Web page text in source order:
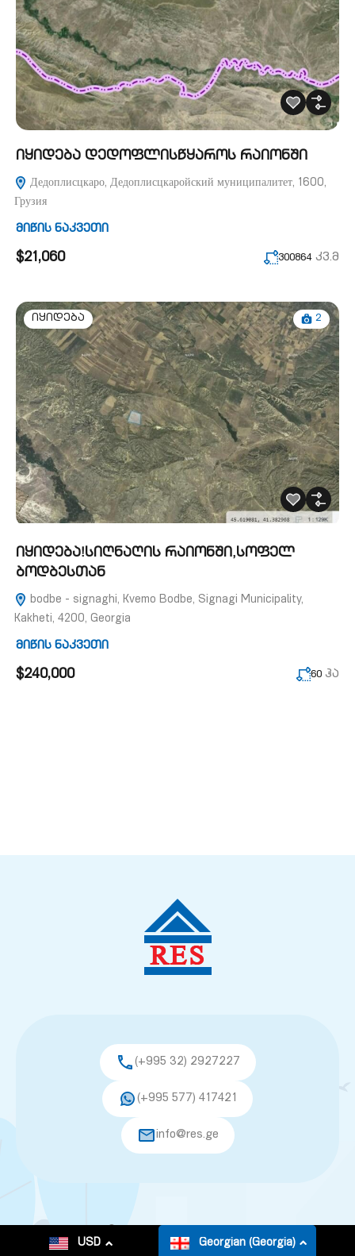
იყიდება დედოფლისწყაროს რაიონში
Дедоплисцкаро, Дедоплисцкаройский муниципалитет, 1600,
Грузия
მიწის ნაკვეთი
$21,060 300864 კვ.მ
იყიდება 2
იყიდება!სიღნაღის რაიონში,სოფელ
ბოდბესთან
bodbe - signaghi, Kvemo Bodbe, Signagi Municipality,
Kakheti, 4200, Georgia
მიწის ნაკვეთი
$240,000 60 ჰა
(+995 32) 2927227
(+995 577) 417421
info@res.ge
© 2026. All rights reserved.
USD
Georgian (Georgia)